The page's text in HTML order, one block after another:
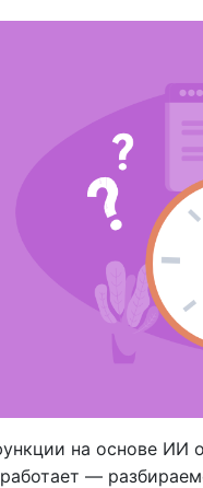
на основе ИИ
—